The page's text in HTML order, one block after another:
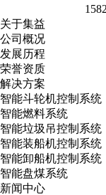
关于集益
公司概况
发展历程
荣誉资质
解决方案
智能斗轮机控制系统
智能燃料系统
智能垃圾吊控制系统
智能装船机控制系统
智能卸船机控制系统
智能盘煤系统
新闻中心